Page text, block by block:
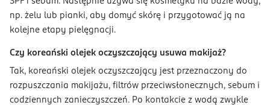
np. żelu lub pianki, aby domyć skórę i przygotować ją na
kolejne etapy pielęgnacji.
Czy koreański olejek oczyszczający usuwa makijaż?
Tak, koreański olejek oczyszczający jest przeznaczony do
rozpuszczania makijażu, filtrów przeciwsłonecznych, sebum i
codziennych zanieczyszczeń. Po kontakcie z wodą zwykle